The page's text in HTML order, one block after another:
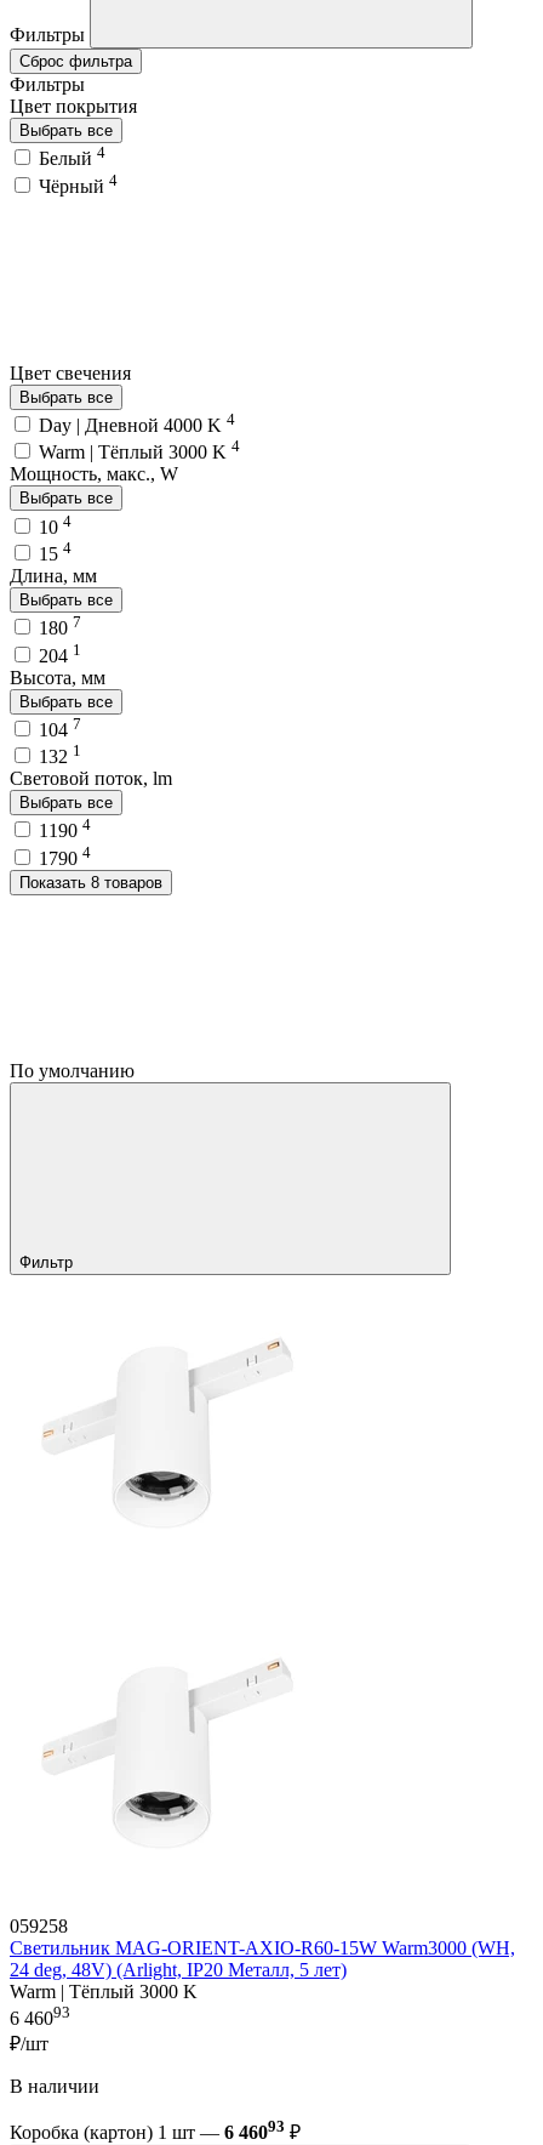
Фильтры
Сброс фильтра
Фильтры
Цвет покрытия
Выбрать все
Белый 4
Чёрный 4
Цвет свечения
Выбрать все
Day | Дневной 4000 K 4
Warm | Тёплый 3000 K 4
Мощность, макс., W
Выбрать все
10 4
15 4
Длина, мм
Выбрать все
180 7
204 1
Высота, мм
Выбрать все
104 7
132 1
Световой поток, lm
Выбрать все
1190 4
1790 4
Показать 8 товаров
По умолчанию
Фильтр
059258
Светильник MAG-ORIENT-AXIO-R60-15W Warm3000 (WH,
24 deg, 48V) (Arlight, IP20 Металл, 5 лет)
Warm | Тёплый 3000 K
6 46093
₽/шт
В наличии
Коробка (картон) 1 шт — 6 46093 ₽